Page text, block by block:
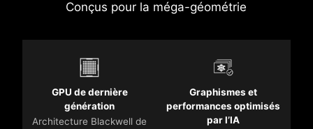
Conçus pour la méga-géométrie
GPU de dernière
génération
Architecture Blackwell de
Graphismes et
performances optimisés
par l’IA